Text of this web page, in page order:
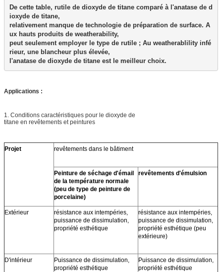
De cette table, rutile de dioxyde de titane comparé à l'anatase de d
ioxyde de titane,
relativement manque de technologie de préparation de surface. A
ux hauts produits de weatherability,
peut seulement employer le type de rutile ; Au weatherablility infé
rieur, une blancheur plus élevée,
l'anatase de dioxyde de titane est le meilleur choix.
Applications :
1. Conditions caractéristiques pour le dioxyde de
titane en revêtements et peintures
Projet revêtements dans le bâtiment
Peinture de séchage d'émail
de la température normale
(peu de type de peinture de
porcelaine)
revêtements d'émulsion
Extérieur
résistance aux intempéries,
puissance de dissimulation,
propriété esthétique
résistance aux intempéries,
puissance de dissimulation,
propriété esthétique (peu
extérieure)
D'intérieur
Puissance de dissimulation,
propriété esthétique
Puissance de dissimulation,
propriété esthétique